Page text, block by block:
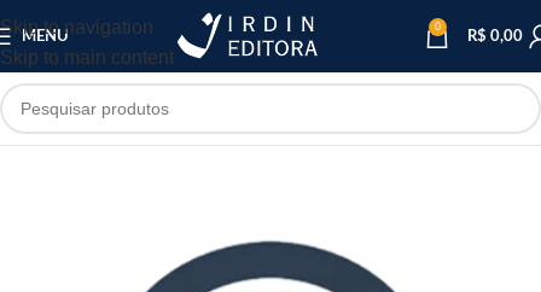
Skip to navigation
Skip to main content
MENU
0
R$ 0,00